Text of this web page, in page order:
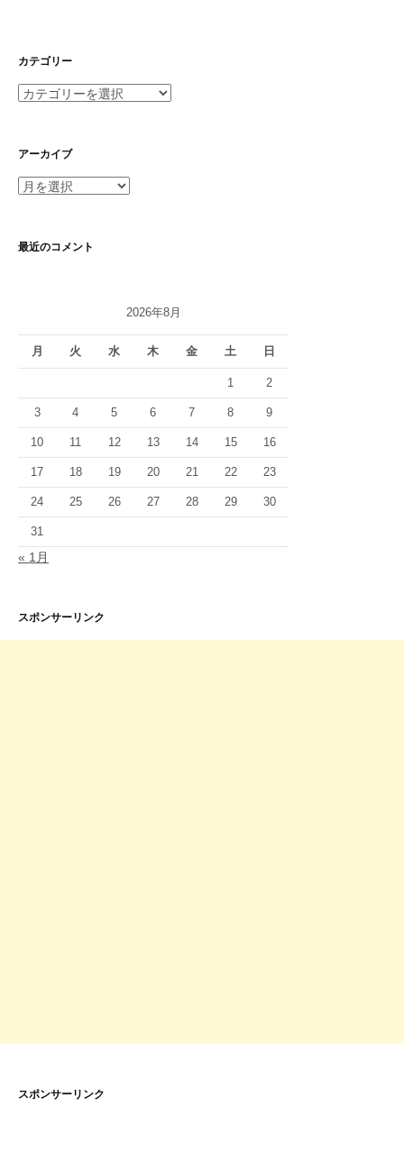
カテゴリー
カ
リ
アーカイブ
ア
イ
最近のコメント
2026年8月
月 火 水 木 金 土 日
1 2
3 4 5 6 7 8 9
10 11 12 13 14 15 16
17 18 19 20 21 22 23
24 25 26 27 28 29 30
31
« 1月
スポンサーリンク
スポンサーリンク